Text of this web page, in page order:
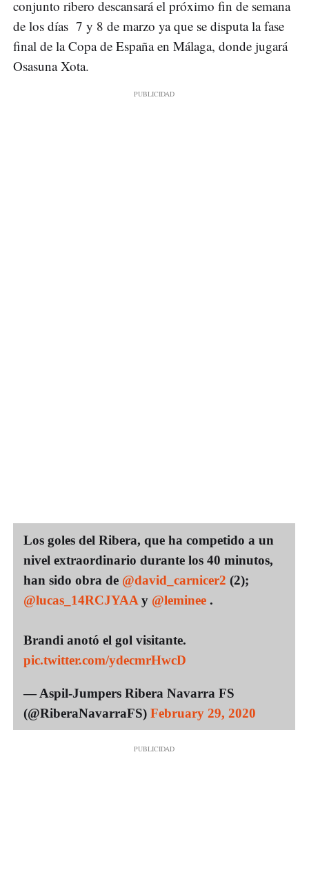
conjunto ribero descansará el próximo fin de semana
de los días 7 y 8 de marzo ya que se disputa la fase
final de la Copa de España en Málaga, donde jugará
Osasuna Xota.
Los goles del Ribera, que ha competido a un
nivel extraordinario durante los 40 minutos,
han sido obra de @david_carnicer2 (2);
@lucas_14RCJYAAy @leminee .
Brandi anotó el gol visitante.
pic.twitter.com/ydecmrHwcD
— Aspil-Jumpers Ribera Navarra FS
(@RiberaNavarraFS) February 29, 2020